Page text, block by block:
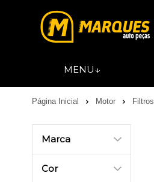
MENU
Página Inicial Motor Filtros
Marca
Cor